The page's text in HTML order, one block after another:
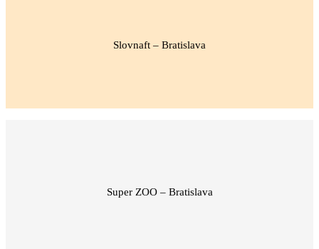
Slovnaft – Bratislava
Super ZOO – Bratislava